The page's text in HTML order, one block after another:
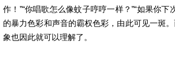
作！”“你唱歌怎么像蚊子哼哼一样？”“如果你
的暴力色彩和声音的霸权色彩，由此可见一斑
象也因此就可以理解了。